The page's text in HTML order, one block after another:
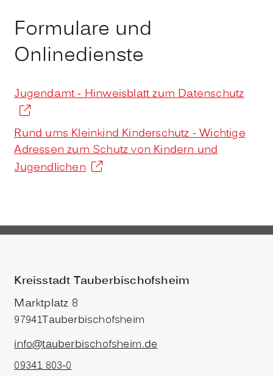
Formulare und
Onlinedienste
Jugendamt - Hinweisblatt zum Datenschutz
Rund ums Kleinkind Kinderschutz - Wichtige
Adressen zum Schutz von Kindern und
Jugendlichen
Kreisstadt Tauberbischofsheim
Marktplatz 8
97941Tauberbischofsheim
info@tauberbischofsheim.de
09341 803-0